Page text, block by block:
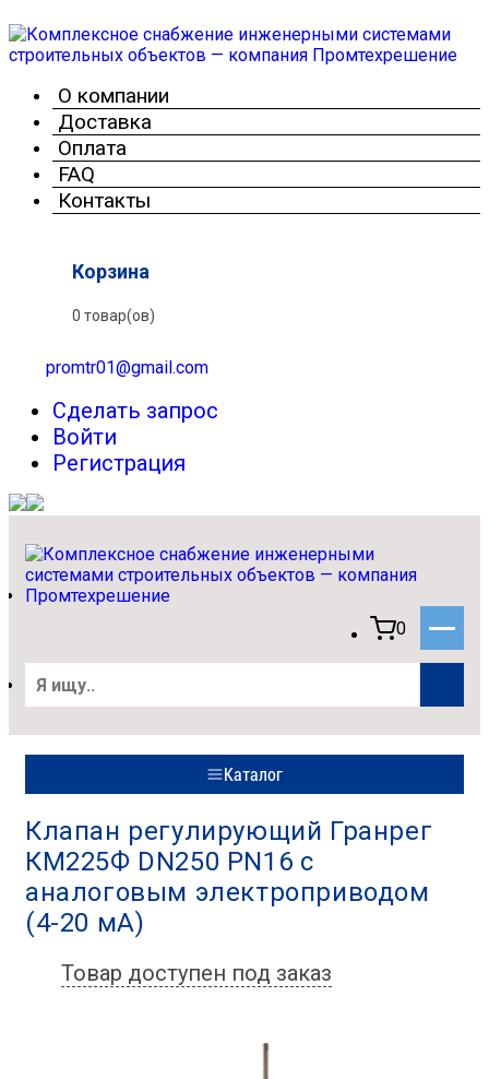
О компании
Доставка
Оплата
FAQ
Контакты
Корзина
0 товар(ов)
promtr01@gmail.com
Сделать запрос
Войти
Регистрация
0
Каталог
Клапан регулирующий Гранрег
КМ225Ф DN250 PN16 с
аналоговым электроприводом
(4-20 мА)
Товар доступен под заказ